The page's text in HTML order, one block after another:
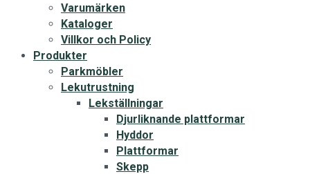
Varumärken
Kataloger
Villkor och Policy
Produkter
Parkmöbler
Lekutrustning
Lekställningar
Djurliknande plattformar
Hyddor
Plattformar
Skepp